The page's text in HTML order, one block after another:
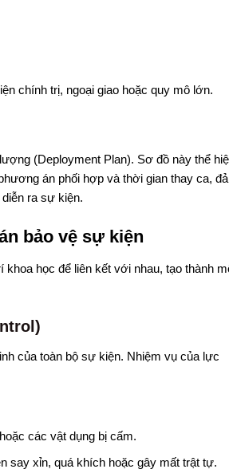
chính trị, ngoại giao hoặc quy mô lớn.
(Deployment Plan). Sơ đồ này thể
án phối hợp và thời gian thay ca,
ra sự kiện.
bảo vệ sự kiện
học để liên kết với nhau, tạo thành
của toàn bộ sự kiện. Nhiệm vụ của lực
các vật dụng bị cấm.
say xỉn, quá khích hoặc gây mất trật tự.